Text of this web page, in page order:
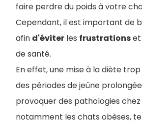
faire perdre du poids à votre
Cependant, il est important de
afin d'éviter les frustrations
de santé.
En effet, une mise à la diète
des périodes de jeûne
provoquer des pathologies chez
notamment les chats obèses,